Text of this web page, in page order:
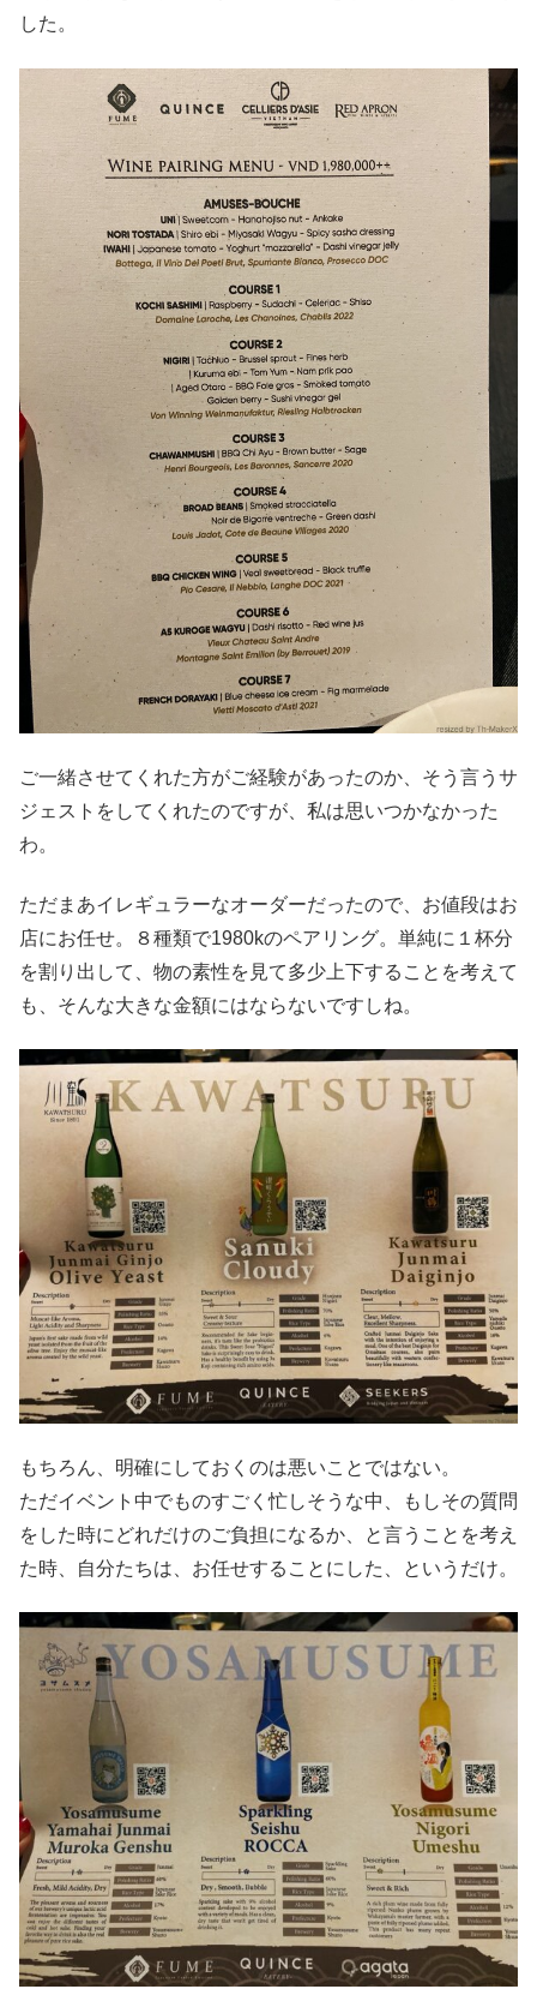
した。
ご一緒させてくれた方がご経験があったのか、そう言うサ
ジェストをしてくれたのですが、私は思いつかなかった
わ。
ただまあイレギュラーなオーダーだったので、お値段はお
店にお任せ。８種類で1980kのペアリング。単純に１杯分
を割り出して、物の素性を見て多少上下することを考えて
も、そんな大きな金額にはならないですしね。
もちろん、明確にしておくのは悪いことではない。
ただイベント中でものすごく忙しそうな中、もしその質問
をした時にどれだけのご負担になるか、と言うことを考え
た時、自分たちは、お任せすることにした、というだけ。